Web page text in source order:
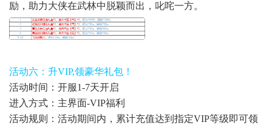
励，助力大侠在武林中脱颖而出，叱咤一方。
活动六：升VIP,领豪华礼包！
活动时间：开服1-7天开启
进入方式：主界面-VIP福利
活动规则：活动期间内，累计充值达到指定VIP等级即可领